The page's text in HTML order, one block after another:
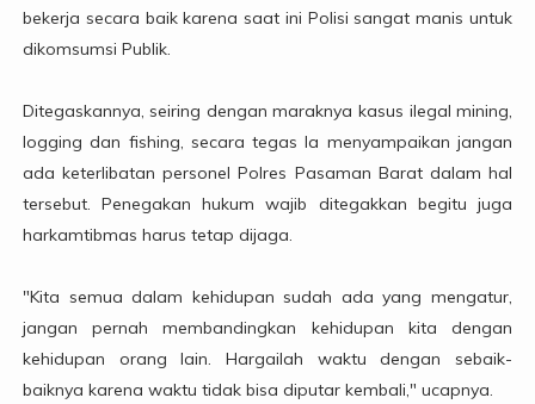
bekerja secara baik karena saat ini Polisi sangat manis untuk
dikomsumsi Publik.
Ditegaskannya, seiring dengan maraknya kasus ilegal mining,
logging dan fishing, secara tegas Ia menyampaikan jangan
ada keterlibatan personel Polres Pasaman Barat dalam hal
tersebut. Penegakan hukum wajib ditegakkan begitu juga
harkamtibmas harus tetap dijaga.
"Kita semua dalam kehidupan sudah ada yang mengatur,
jangan pernah membandingkan kehidupan kita dengan
kehidupan orang lain. Hargailah waktu dengan sebaik-
baiknya karena waktu tidak bisa diputar kembali," ucapnya.